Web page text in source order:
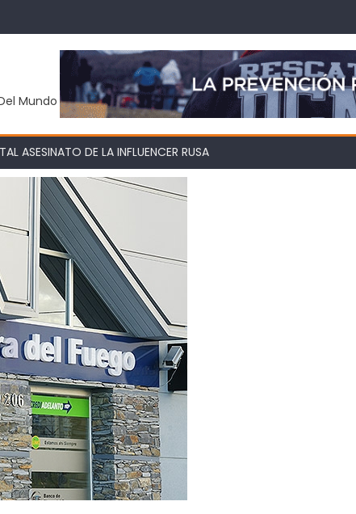
Mundo
ASESINATO DE LA INFLUENCER RUSA